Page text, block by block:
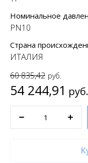
Номинальное
PN10
Страна
ИТАЛИЯ
60 835,42 руб.
54 244,91 руб.